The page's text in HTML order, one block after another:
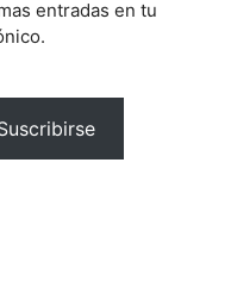
entradas en tu